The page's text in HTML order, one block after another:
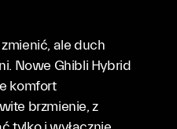
ale duch
Nowe Ghibli Hybrid
komfort
brzmienie, z